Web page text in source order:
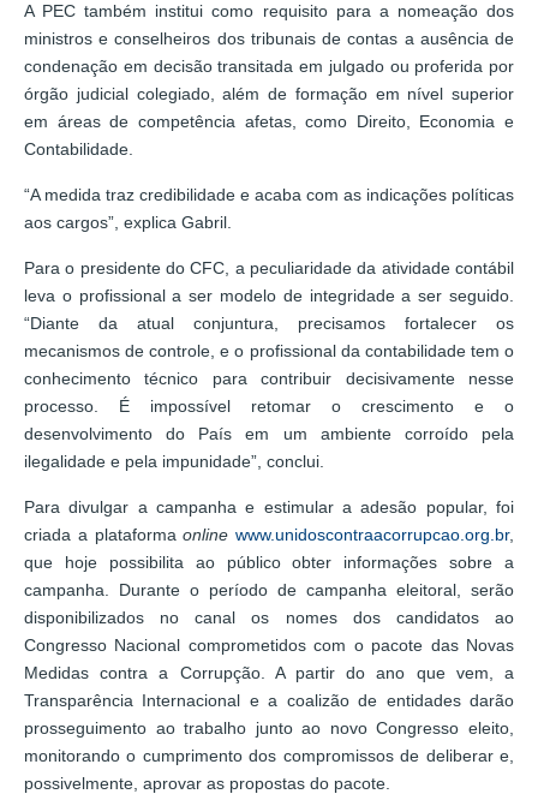
A PEC também institui como requisito para a nomeação dos
ministros e conselheiros dos tribunais de contas a ausência de
condenação em decisão transitada em julgado ou proferida por
órgão judicial colegiado, além de formação em nível superior
em áreas de competência afetas, como Direito, Economia e
Contabilidade.
“A medida traz credibilidade e acaba com as indicações políticas
aos cargos”, explica Gabril.
Para o presidente do CFC, a peculiaridade da atividade contábil
leva o profissional a ser modelo de integridade a ser seguido.
“Diante da atual conjuntura, precisamos fortalecer os
mecanismos de controle, e o profissional da contabilidade tem o
conhecimento técnico para contribuir decisivamente nesse
processo. É impossível retomar o crescimento e o
desenvolvimento do País em um ambiente corroído pela
ilegalidade e pela impunidade”, conclui.
Para divulgar a campanha e estimular a adesão popular, foi
criada a plataformaonline www.unidoscontraacorrupcao.org.br,
que hoje possibilita ao público obter informações sobre a
campanha. Durante o período de campanha eleitoral, serão
disponibilizados no canal os nomes dos candidatos ao
Congresso Nacional comprometidos com o pacote das Novas
Medidas contra a Corrupção. A partir do ano que vem, a
Transparência Internacional e a coalizão de entidades darão
prosseguimento ao trabalho junto ao novo Congresso eleito,
monitorando o cumprimento dos compromissos de deliberar e,
possivelmente, aprovar as propostas do pacote.